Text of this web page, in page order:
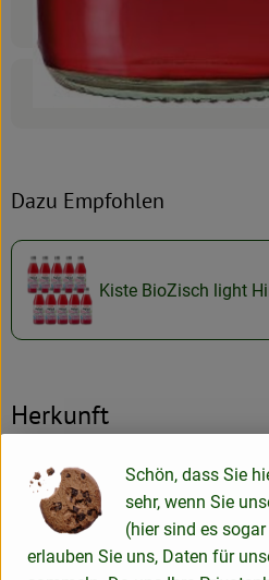
Produktdatenblatt
Dazu Empfohlen
Kiste BioZisch light
Herkunft
Hersteller: Voelkel
Deutschland
Schön, dass Sie
sehr, wenn Sie
(hier sind es
erlauben Sie uns, Daten für